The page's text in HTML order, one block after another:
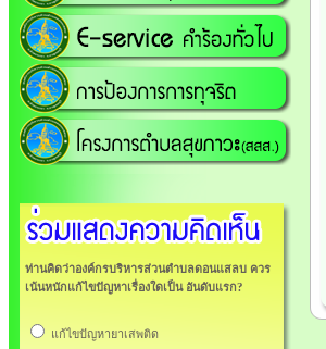
ท่านคิดว่าองค์กรบริหารส่วนตำบลดอนแสลบ ควร
เน้นหนักแก้ไขปัญหาเรื่องใดเป็น อันดับแรก?
แก้ไขปัญหายาเสพติด